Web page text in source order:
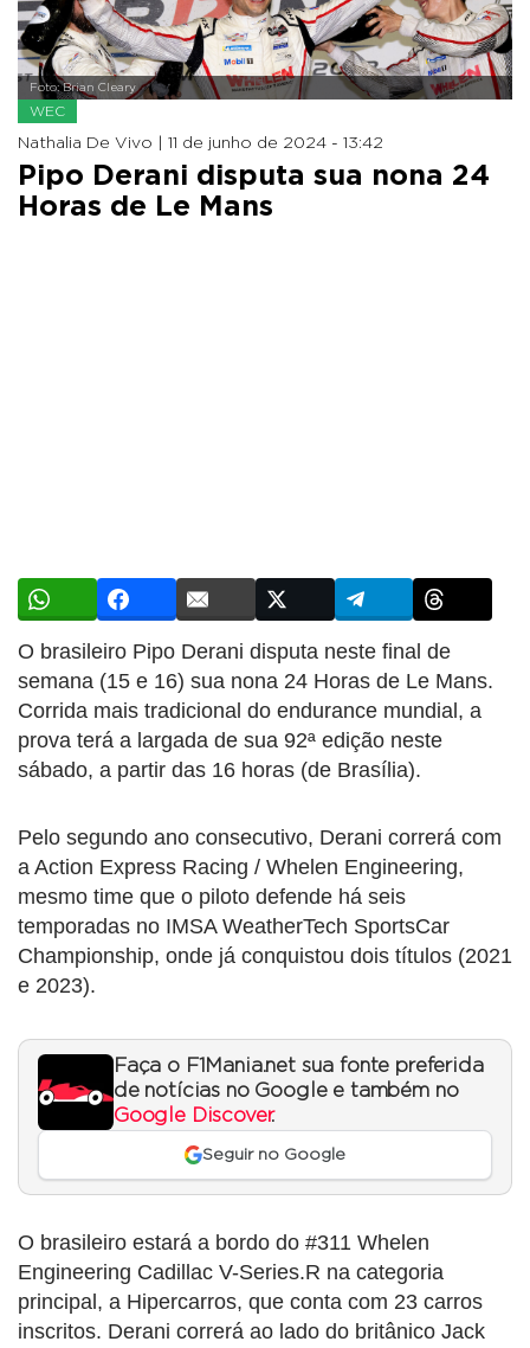
Foto: Brian Cleary
WEC
Nathalia De Vivo | 11 de junho de 2024 - 13:42
Pipo Derani disputa sua nona 24
Horas de Le Mans
O brasileiro Pipo Derani disputa neste final de
semana (15 e 16) sua nona 24 Horas de Le Mans.
Corrida mais tradicional do endurance mundial, a
prova terá a largada de sua 92ª edição neste
sábado, a partir das 16 horas (de Brasília).
Pelo segundo ano consecutivo, Derani correrá com
a Action Express Racing / Whelen Engineering,
mesmo time que o piloto defende há seis
temporadas no IMSA WeatherTech SportsCar
Championship, onde já conquistou dois títulos (2021
e 2023).
Faça o F1Mania.net sua fonte preferida
de notícias no Google e também no
Google Discover.
Seguir no Google
O brasileiro estará a bordo do #311 Whelen
Engineering Cadillac V-Series.R na categoria
principal, a Hipercarros, que conta com 23 carros
inscritos. Derani correrá ao lado do britânico Jack